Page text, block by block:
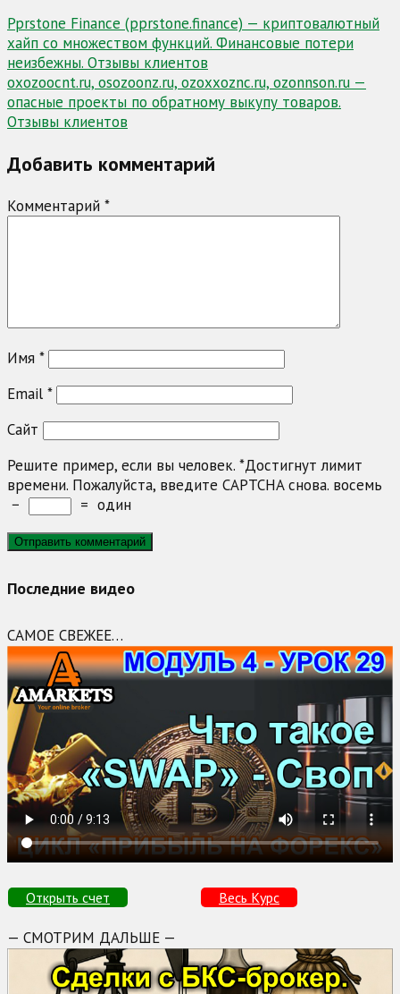
Навигация
по
записям
Pprstone Finance (pprstone.finance) — криптовалютный
хайп со множеством функций. Финансовые потери
неизбежны. Отзывы клиентов
oxozoocnt.ru, osozoonz.ru, ozoxxoznc.ru, ozonnson.ru —
опасные проекты по обратному выкупу товаров.
Отзывы клиентов
Добавить комментарий
Комментарий *
Имя *
Email *
Сайт
Решите пример, если вы человек. *Достигнут лимит
времени. Пожалуйста, введите CAPTCHA снова. восемь
−
= один
Последние видео
САМОЕ СВЕЖЕЕ…
Открыть счет Весь Курс
— СМОТРИМ ДАЛЬШЕ —